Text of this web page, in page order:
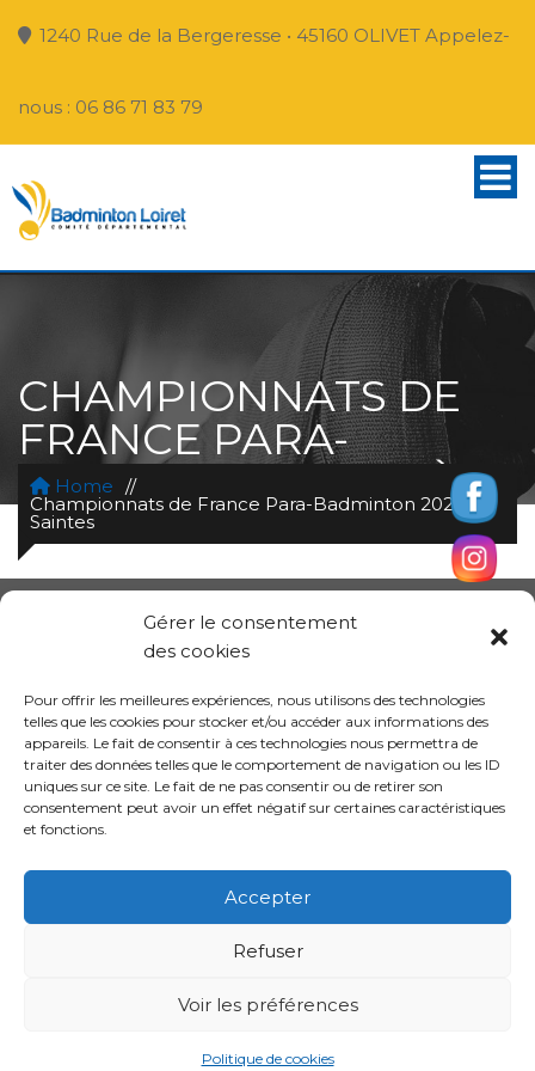
Gérer le consentement
des cookies
Pour offrir les meilleures expériences, nous utilisons des technologies
telles que les cookies pour stocker et/ou accéder aux informations des
appareils. Le fait de consentir à ces technologies nous permettra de
traiter des données telles que le comportement de navigation ou les ID
uniques sur ce site. Le fait de ne pas consentir ou de retirer son
consentement peut avoir un effet négatif sur certaines caractéristiques
et fonctions.
Accepter
Refuser
Voir les préférences
Politique de cookies
1240 Rue de la Bergeresse • 45160 OLIVET Appelez-
nous : 06 86 71 83 79
CHAMPIONNATS DE
FRANCE PARA-
BADMINTON 2020 À
SAINTES
Home //
Championnats de France Para-Badminton 2020 à
Saintes
Conception site :Kalankaa
Mentions